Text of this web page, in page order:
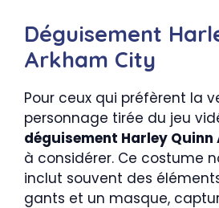
Déguisement
Arkham City
Pour ceux qui préfèrent la
personnage tirée du jeu
déguisement Harley
à considérer. Ce costume
inclut souvent des
gants et un masque,